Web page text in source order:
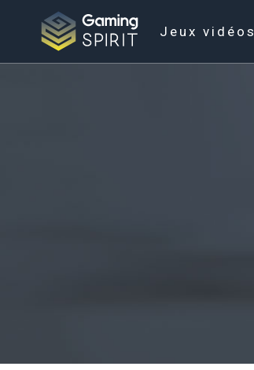
Jeux vidéos